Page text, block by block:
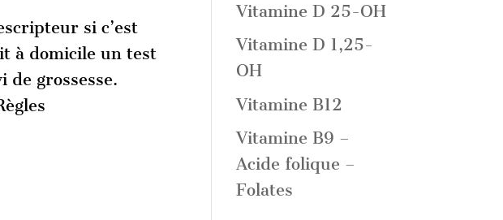
si c’est
à domicile un test
grossesse.
Vitamine D 25-OH
Vitamine D 1,25-
OH
Vitamine B12
Vitamine B9 –
Acide folique –
Folates